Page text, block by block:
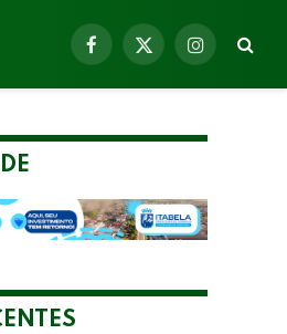
Facebook
X
Instagram